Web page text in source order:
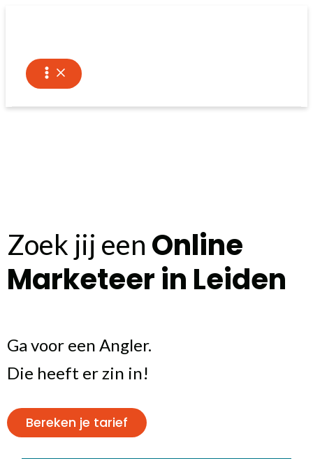
inhoud
Zoek jij een Online
Marketeer in Leiden
Ga voor een Angler.
Die heeft er zin in!
Bereken je tarief